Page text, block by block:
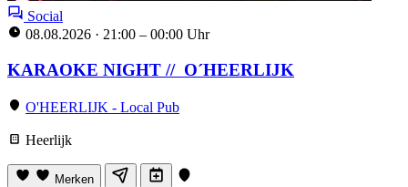
Social
08.08.2026 · 21:00 – 00:00 Uhr
KARAOKE NIGHT // O´HEERLIJK
O'HEERLIJK - Local Pub
Heerlijk
Merken